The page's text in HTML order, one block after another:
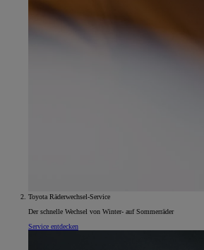
Toyota Räderwechsel-Service
Der schnelle Wechsel von Winter- auf Sommerräder
Service entdecken